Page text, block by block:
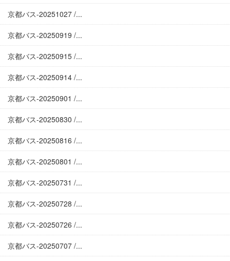
京都バス-20251027 /...
京都バス-20250919 /...
京都バス-20250915 /...
京都バス-20250914 /...
京都バス-20250901 /...
京都バス-20250830 /...
京都バス-20250816 /...
京都バス-20250801 /...
京都バス-20250731 /...
京都バス-20250728 /...
京都バス-20250726 /...
京都バス-20250707 /...